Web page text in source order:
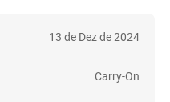
13 de Dez de 2024
Carry-On